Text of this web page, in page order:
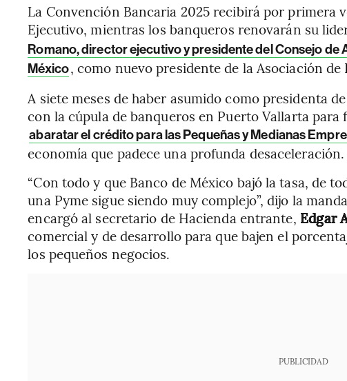
La Convención Bancaria 2025 recibirá por primera
Ejecutivo, mientras los banqueros renovarán su
Romano, director ejecutivo y presidente del Consejo
México, como nuevo presidente de la Asociación de
A siete meses de haber asumido como presidenta
con la cúpula de banqueros en Puerto Vallarta
abaratar el crédito para las Pequeñas y Medianas
economía que padece una profunda desaceleración.
“Con todo y que Banco de México bajó la tasa, de
una Pyme sigue siendo muy complejo”, dijo la
encargó al secretario de Hacienda entrante, Edgar
comercial y de desarrollo para que bajen el
los pequeños negocios.
PUBLICIDAD